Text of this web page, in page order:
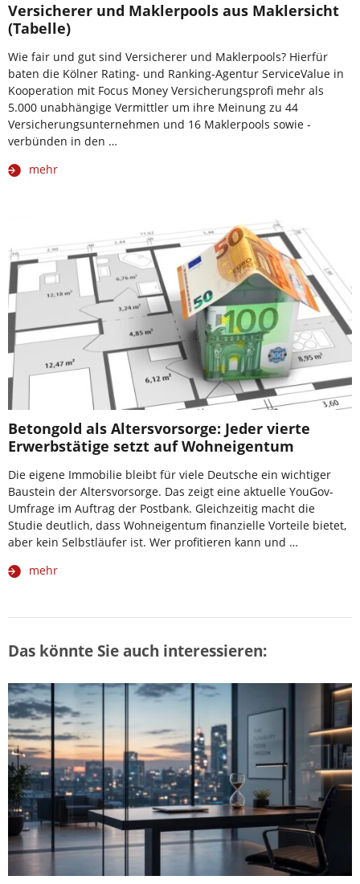
Versicherer und Maklerpools aus Maklersicht
(Tabelle)
Wie fair und gut sind Versicherer und Maklerpools? Hierfür
baten die Kölner Rating- und Ranking-Agentur ServiceValue in
Kooperation mit Focus Money Versicherungsprofi mehr als
5.000 unabhängige Vermittler um ihre Meinung zu 44
Versicherungsunternehmen und 16 Maklerpools sowie -
verbünden in den …
mehr
Betongold als Altersvorsorge: Jeder vierte
Erwerbstätige setzt auf Wohneigentum
Die eigene Immobilie bleibt für viele Deutsche ein wichtiger
Baustein der Altersvorsorge. Das zeigt eine aktuelle YouGov-
Umfrage im Auftrag der Postbank. Gleichzeitig macht die
Studie deutlich, dass Wohneigentum finanzielle Vorteile bietet,
aber kein Selbstläufer ist. Wer profitieren kann und …
mehr
Das könnte Sie auch interessieren: